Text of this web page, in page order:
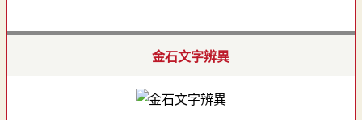
金石文字辨異